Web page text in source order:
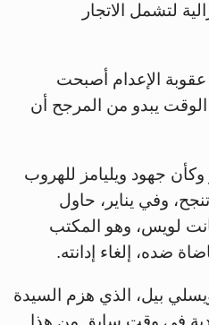
لتشمل الاتجار
الإعدام أصبحت
الوقت يبدو من المرجح أن
جهود ويليامز للهروب
وفي يناير، حاول
لويس، وهو المكتب
ضده، إلغاء إدانته.
بيل، الذي هزم السيدة
في وقت سابق من هذا